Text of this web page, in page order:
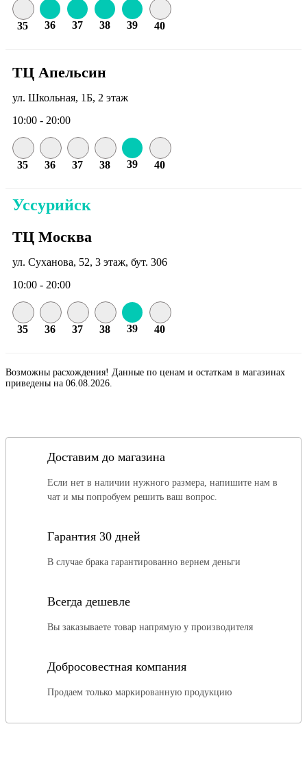
35 36 37 38 39 40
ТЦ Апельсин
ул. Школьная, 1Б, 2 этаж
10:00 - 20:00
35 36 37 38 39 40
Уссурийск
ТЦ Москва
ул. Суханова, 52, 3 этаж, бут. 306
10:00 - 20:00
35 36 37 38 39 40
Возможны расхождения! Данные по ценам и остаткам в магазинах
приведены на 06.08.2026.
Доставим до магазина
Если нет в наличии нужного размера, напишите нам в
чат и мы попробуем решить ваш вопрос.
Гарантия 30 дней
В случае брака гарантированно вернем деньги
Всегда дешевле
Вы заказываете товар напрямую у производителя
Добросовестная компания
Продаем только маркированную продукцию